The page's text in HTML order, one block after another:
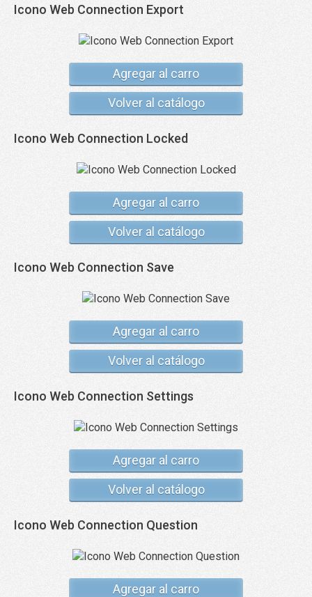
Icono Web Connection Export
Agregar al carro
Volver al catálogo
Icono Web Connection Locked
Agregar al carro
Volver al catálogo
Icono Web Connection Save
Agregar al carro
Volver al catálogo
Icono Web Connection Settings
Agregar al carro
Volver al catálogo
Icono Web Connection Question
Agregar al carro